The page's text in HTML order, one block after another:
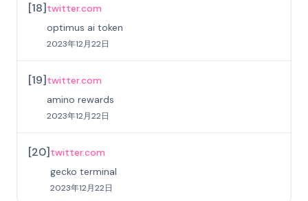
[18] twitter.com
optimus ai token
2023年12月22日
[19] twitter.com
amino rewards
2023年12月22日
[20] twitter.com
gecko terminal
2023年12月22日